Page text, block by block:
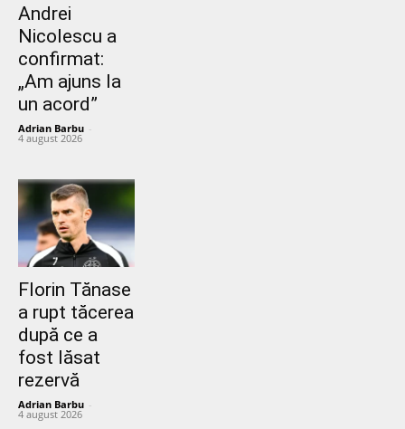
Andrei
Nicolescu a
confirmat:
„Am ajuns la
un acord”
Adrian Barbu -
4 august 2026
Florin Tănase
a rupt tăcerea
după ce a
fost lăsat
rezervă
Adrian Barbu -
4 august 2026